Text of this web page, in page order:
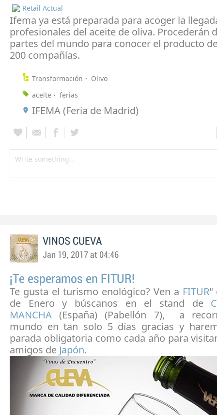
Retail Actual
Ifema ya está preparada para acoger la
profesionales del aceite de oliva. Procederán
partes del mundo para conocer el producto
200 compañías.
Transformación
Olivo
aceite
ferias
IFEMA (Feria de Madrid)
VINOS CUEVA
Jan 19, 2017 at 04:46
¡Te esperamos en FITUR!
Te gusta el turismo enológico? Ven a FITUR"
de Enero y búscanos en el stand de
MANCHA (España) (Pabellón 7),
a
mundo en tan solo 5 días gracias y
parada obligatoria como cada año para
amigos de Japón.